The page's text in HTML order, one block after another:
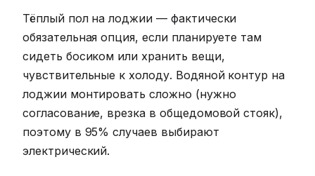
Тёплый пол на лоджии — фактически
обязательная опция, если планируете там
сидеть босиком или хранить вещи,
чувствительные к холоду. Водяной контур на
лоджии монтировать сложно (нужно
согласование, врезка в общедомовой стояк),
поэтому в 95% случаев выбирают
электрический.